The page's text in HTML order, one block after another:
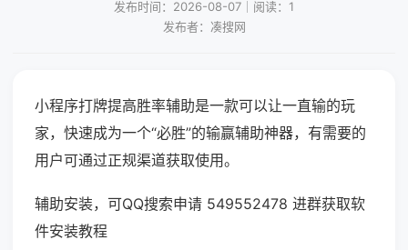
发布时间：2026-08-07｜阅读：1
发布者：凑搜网
小程序打牌提高胜率辅助是一款可以让一直输的玩
家，快速成为一个“必胜”的输赢辅助神器，有需要的
用户可通过正规渠道获取使用。
辅助安装，可QQ搜索申请 549552478 进群获取软
件安装教程